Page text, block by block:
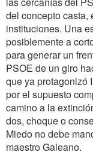
del concepto casta,
instituciones. Una
posiblemente a
para generar un
PSOE de un giro
que ya protagonizó
por el supuesto
camino a la
dos, choque o
Miedo no debe
maestro Galeano.